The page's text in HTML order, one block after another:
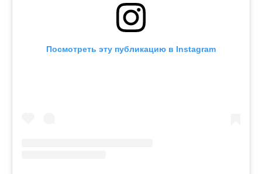
Посмотреть эту публикацию в Instagram